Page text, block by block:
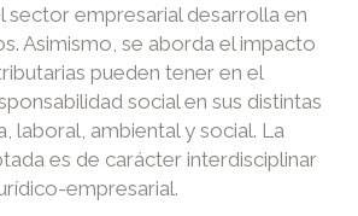
sector empresarial desarrolla en
Asimismo, se aborda el impacto
pueden tener en el
social en sus distintas
laboral, ambiental y social. La
es de carácter interdisciplinar
empresarial.